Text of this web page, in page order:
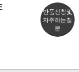
반품신청및
자주하는질
문